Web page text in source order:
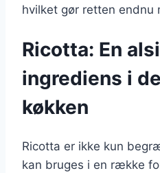
hvilket gør retten
Ricotta: En
ingrediens i
køkken
Ricotta er ikke kun
kan bruges i en række